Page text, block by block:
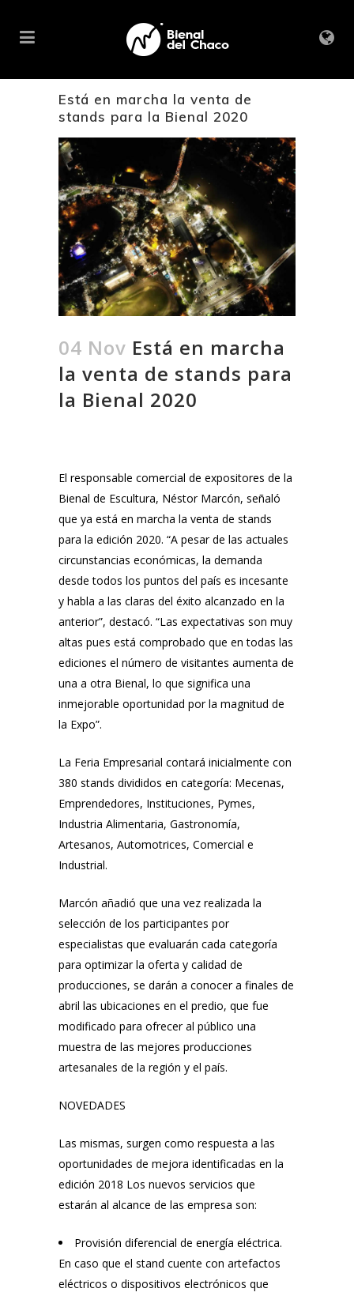
Está en marcha la venta de
stands para la Bienal 2020
04 Nov Está en marcha
la venta de stands para
la Bienal 2020
El responsable comercial de expositores de la
Bienal de Escultura, Néstor Marcón, señaló
que ya está en marcha la venta de stands
para la edición 2020. “A pesar de las actuales
circunstancias económicas, la demanda
desde todos los puntos del país es incesante
y habla a las claras del éxito alcanzado en la
anterior”, destacó. “Las expectativas son muy
altas pues está comprobado que en todas las
ediciones el número de visitantes aumenta de
una a otra Bienal, lo que significa una
inmejorable oportunidad por la magnitud de
la Expo”.
La Feria Empresarial contará inicialmente con
380 stands divididos en categoría: Mecenas,
Emprendedores, Instituciones, Pymes,
Industria Alimentaria, Gastronomía,
Artesanos, Automotrices, Comercial e
Industrial.
Marcón añadió que una vez realizada la
selección de los participantes por
especialistas que evaluarán cada categoría
para optimizar la oferta y calidad de
producciones, se darán a conocer a finales de
abril las ubicaciones en el predio, que fue
modificado para ofrecer al público una
muestra de las mejores producciones
artesanales de la región y el país.
NOVEDADES
Las mismas, surgen como respuesta a las
oportunidades de mejora identificadas en la
edición 2018 Los nuevos servicios que
estarán al alcance de las empresa son:
Provisión diferencial de energía eléctrica.
En caso que el stand cuente con artefactos
eléctricos o dispositivos electrónicos que